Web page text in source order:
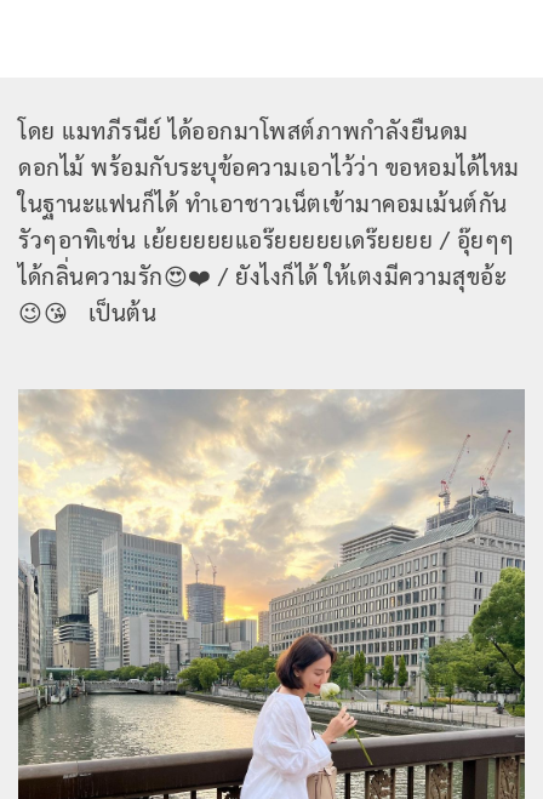
โดย แมทภีรนีย์ ได้ออกมาโพสต์ภาพกำลังยืนดม
ดอกไม้ พร้อมกับระบุข้อความเอาไว้ว่า ขอหอมได้ไหม
ในฐานะแฟนก็ได้ ทำเอาชาวเน็ตเข้ามาคอมเม้นต์กัน
รัวๆอาทิเช่น เย้ยยยยยแอร๊ยยยยยเดร๊ยยยย / อุ๊ยๆๆ
ได้กลิ่นความรัก😍❤️ / ยังไงก็ได้ ให้เตงมีความสุขอ้ะ
😉😘 เป็นต้น